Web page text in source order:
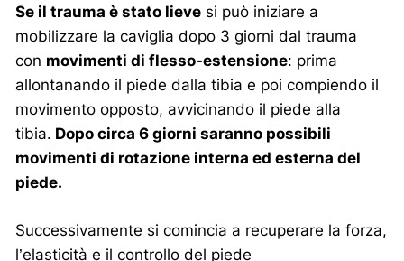
Se il trauma è stato lieve si può iniziare a
mobilizzare la caviglia dopo 3 giorni dal trauma
con movimenti di flesso-estensione: prima
allontanando il piede dalla tibia e poi compiendo il
movimento opposto, avvicinando il piede alla
tibia. Dopo circa 6 giorni saranno possibili
movimenti di rotazione interna ed esterna del
piede.
Successivamente si comincia a recuperare la forza,
l’elasticità e il controllo del piede